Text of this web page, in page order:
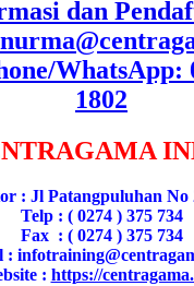
dan
WhatsApp:
1802
: Jl Patangpuluhan No
Telp : ( 0274 ) 375 734
Fax : ( 0274 ) 375 734
:
: https://